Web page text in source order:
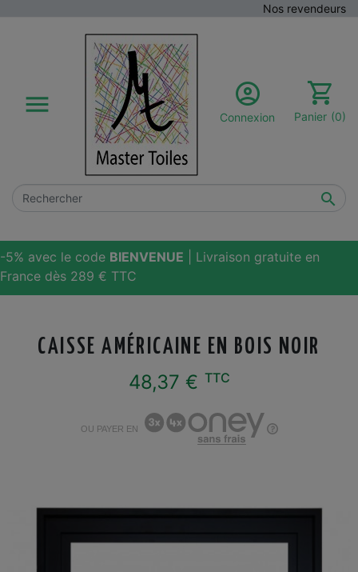
Nos revendeurs


Connexion Panier (0)
-5% avec le code BIENVENUE | Livraison gratuite en
France dès 289 € TTC
CAISSE AMÉRICAINE EN BOIS NOIR
48,37 € TTC
OU PAYER EN